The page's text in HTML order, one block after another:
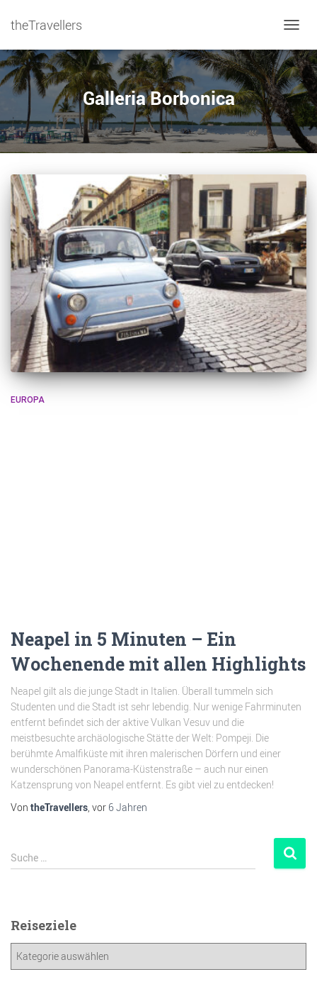
theTravellers
Galleria Borbonica
EUROPA
Neapel in 5 Minuten – Ein
Wochenende mit allen Highlights
Neapel gilt als die junge Stadt in Italien. Überall tummeln sich
Studenten und die Stadt ist sehr lebendig. Nur wenige Fahrminuten
entfernt befindet sich der aktive Vulkan Vesuv und die
meistbesuchte archäologische Stätte der Welt: Pompeji. Die
berühmte Amalfiküste mit ihren malerischen Dörfern und einer
wunderschönen Panorama-Küstenstraße – auch nur einen
Katzensprung von Neapel entfernt. Es gibt viel zu entdecken!
Von theTravellers , vor 6 Jahren
Suche …
Reiseziele